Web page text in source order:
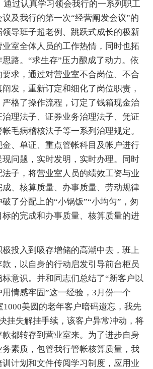
通过认真学习领会我行的一系列职工
及我行的第一次“经营阐发会议”的
导班子超老例、跳跃式成长的极新
室全体人员的工作热情，同时也拓
路。“求生存”压力酿成了动力。依
求，通过对营业室不合岗位、不合
发，重新订定和细化了岗位职责，
格了操作流程，订定了钱箱现金治
理法子、证券业务治理法子、凭证
毛病稽核法子等一系列治理规定。
、单证、重点管帐科目及帐户进行
问题，实时发明，实时办理。同时
子，将营业室人员的绩效工资与业
、核算质量、办事质量、劳动规律
了分配上的“小锅饭”“小均匀”，匆
的完成和办事质量、核算质量的进
极投入到吸存增储的高潮中去，班上
，以自身的行动启发引导前台柜员
意识。并和同志们总结了“新客户以
情感牢固”这一经验，3月份一个
1000美圆的老年客户暗码遗忘，我先
挂失解挂手续，该客户异常冲动，将
都转存到营业室来。为了进步自身
素质，包管我行管帐核算质量，我
计划和文件传阅学习制度，应用业